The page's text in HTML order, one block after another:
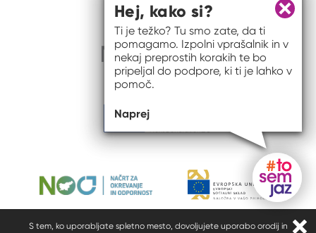
S tem, ko uporabljate spletno mesto, dovoljujete uporabo orodij in
Gumb
Zapri
Hej, kako si?
Ti je težko? Tu smo zate, da ti
pomagamo. Izpolni vprašalnik in v
nekaj preprostih korakih te bo
pripeljal do podpore, ki ti je lahko v
pomoč.
Naprej